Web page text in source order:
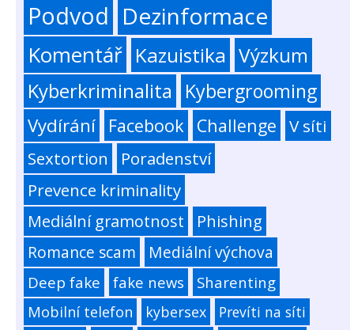
Podvod Dezinformace
Komentář Kazuistika Výzkum
Kyberkriminalita Kybergrooming
Vydírání Facebook Challenge
V síti
Sextortion
Poradenství
Prevence kriminality
Mediální gramotnost
Phishing
Romance scam
Mediální výchova
Deep fake fake news Sharenting
Mobilní telefon kybersex
Prevíti na síti